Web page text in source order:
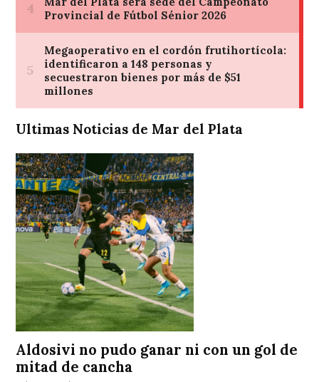
Ultimas Noticias de Mar del Plata
Aldosivi no pudo ganar ni con un gol de
mitad de cancha